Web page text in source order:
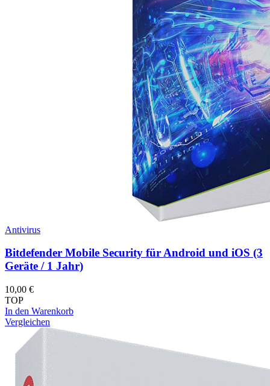
Antivirus
Bitdefender Mobile Security für Android und iOS (3
Geräte / 1 Jahr)
10,00 €
TOP
In den Warenkorb
Vergleichen